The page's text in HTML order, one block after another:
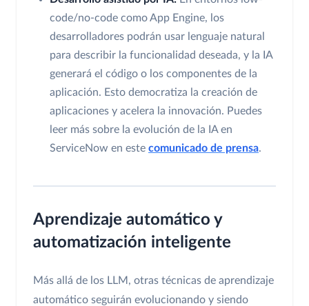
code/no-code como App Engine, los
desarrolladores podrán usar lenguaje natural
para describir la funcionalidad deseada, y la IA
generará el código o los componentes de la
aplicación. Esto democratiza la creación de
aplicaciones y acelera la innovación. Puedes
leer más sobre la evolución de la IA en
ServiceNow en este comunicado de prensa.
Aprendizaje automático y
automatización inteligente
Más allá de los LLM, otras técnicas de aprendizaje
automático seguirán evolucionando y siendo